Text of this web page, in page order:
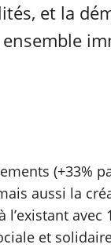
et la
(+33%
aussi la
avec
et